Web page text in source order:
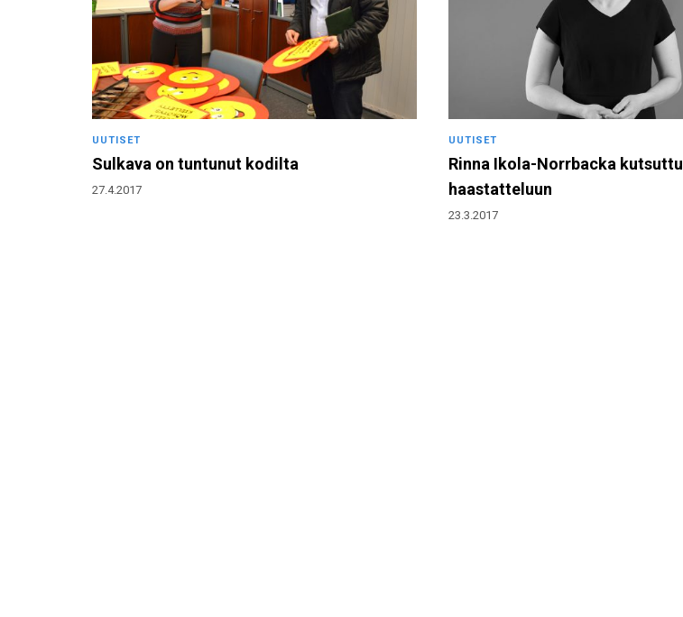
UUTISET
Sulkava on tuntunut kodilta
27.4.2017
UUTISET
Rinna Ikola-Norrbacka kutsuttu
haastatteluun
23.3.2017